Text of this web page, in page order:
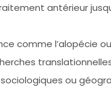
antérieur
comme l’alopécie
ou